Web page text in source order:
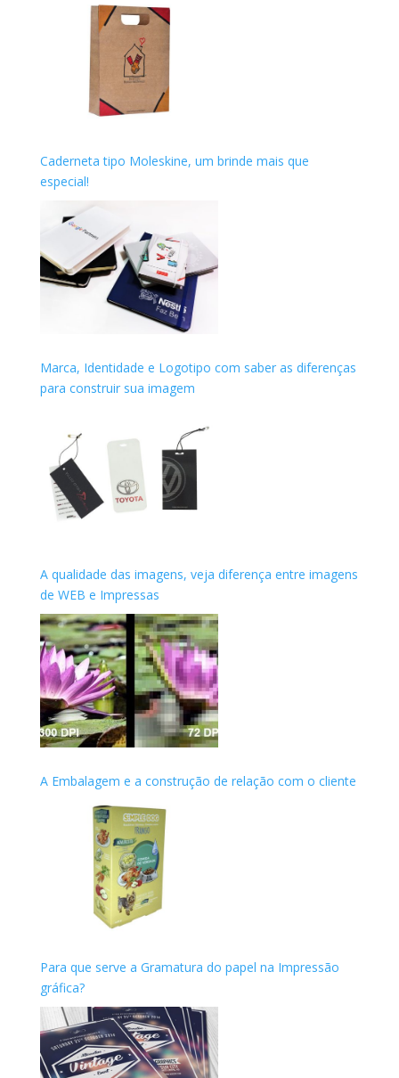
Caderneta tipo Moleskine, um brinde mais que
especial!
Marca, Identidade e Logotipo com saber as diferenças
para construir sua imagem
A qualidade das imagens, veja diferença entre imagens
de WEB e Impressas
A Embalagem e a construção de relação com o cliente
Para que serve a Gramatura do papel na Impressão
gráfica?